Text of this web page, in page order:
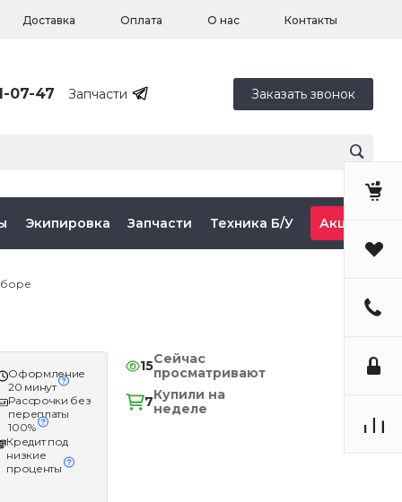
Доставка Оплата О нас Контакты
07-47 Запчасти Заказать звонок
Экипировка Запчасти Техника Б/У Акции
Оформление
20 минут
Рассрочки без
переплаты
100%
Кредит под
низкие
проценты
15Сейчас
просматривают
7Купили на
неделе